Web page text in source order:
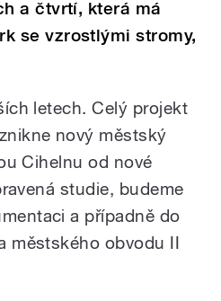
a čtvrtí, která má
se vzrostlými stromy,
letech. Celý projekt
nový městský
Cihelnu od nové
studie, budeme
a případně do
městského obvodu II